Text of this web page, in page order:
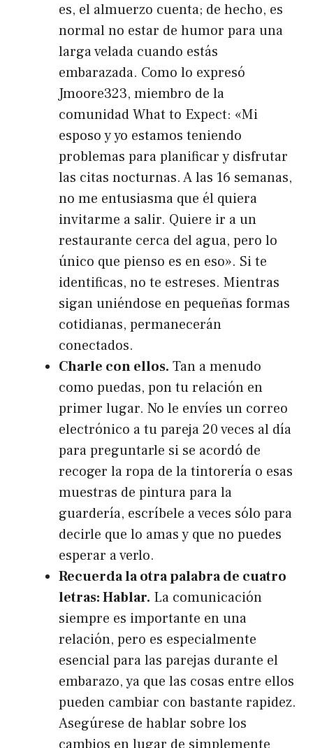
es, el almuerzo cuenta; de hecho, es
normal no estar de humor para una
larga velada cuando estás
embarazada. Como lo expresó
Jmoore323, miembro de la
comunidad What to Expect: «Mi
esposo y yo estamos teniendo
problemas para planificar y disfrutar
las citas nocturnas. A las 16 semanas,
no me entusiasma que él quiera
invitarme a salir. Quiere ir a un
restaurante cerca del agua, pero lo
único que pienso es en eso». Si te
identificas, no te estreses. Mientras
sigan uniéndose en pequeñas formas
cotidianas, permanecerán
conectados.
Charle con ellos. Tan a menudo
como puedas, pon tu relación en
primer lugar. No le envíes un correo
electrónico a tu pareja 20 veces al día
para preguntarle si se acordó de
recoger la ropa de la tintorería o esas
muestras de pintura para la
guardería, escríbele a veces sólo para
decirle que lo amas y que no puedes
esperar a verlo.
Recuerda la otra palabra de cuatro
letras: Hablar. La comunicación
siempre es importante en una
relación, pero es especialmente
esencial para las parejas durante el
embarazo, ya que las cosas entre ellos
pueden cambiar con bastante rapidez.
Asegúrese de hablar sobre los